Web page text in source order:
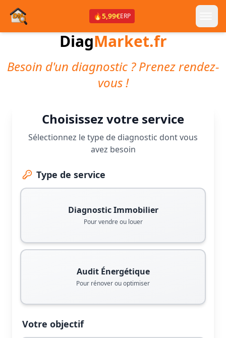
🔥5,99€ERP
DiagMarket.fr
Besoin d'un diagnostic ? Prenez rendez-
vous !
Choisissez votre service
Sélectionnez le type de diagnostic dont vous
avez besoin
Type de service
Diagnostic Immobilier
Pour vendre ou louer
Audit Énergétique
Pour rénover ou optimiser
Votre objectif